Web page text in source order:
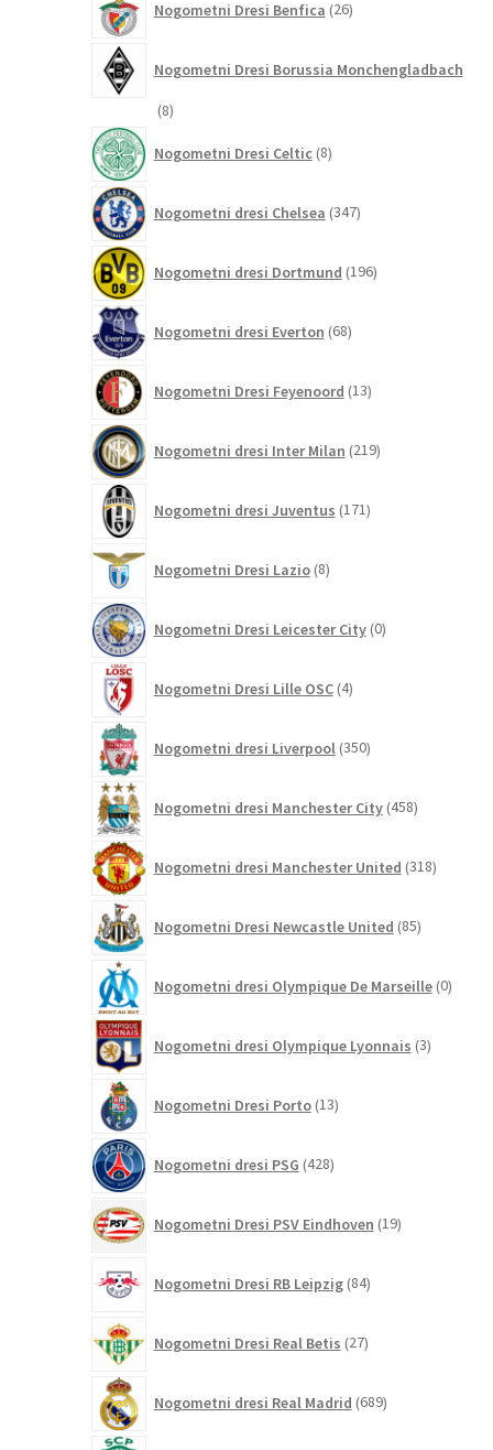
Nogometni Dresi Benfica 26izdelkov
Nogometni Dresi Borussia Monchengladbach
88
Nogometni Dresi Celtic 8izdelkov
Nogometni dresi Chelsea 347izdelkov
Nogometni dresi Dortmund 196izdelkov
Nogometni dresi Everton 68izdelkov
Nogometni Dresi Feyenoord 13izdelkov
Nogometni dresi Inter Milan 219izdelkov
Nogometni dresi Juventus 171izdelkov
Nogometni Dresi Lazio 8izdelkov
Nogometni Dresi Leicester City 0izdelkov
Nogometni Dresi Lille OSC 4izdelki
Nogometni dresi Liverpool 350izdelkov
Nogometni dresi Manchester City 458izdelkov
Nogometni dresi Manchester United 318izdelkov
Nogometni Dresi Newcastle United 85izdelkov
Nogometni dresi Olympique De Marseille 0
Nogometni dresi Olympique Lyonnais 3izdelki
Nogometni Dresi Porto 13izdelkov
Nogometni dresi PSG 428izdelkov
Nogometni Dresi PSV Eindhoven 19izdelkov
Nogometni Dresi RB Leipzig 84izdelkov
Nogometni Dresi Real Betis 27izdelkov
Nogometni dresi Real Madrid 689izdelkov